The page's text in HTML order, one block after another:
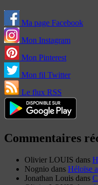
Ma page Facebook
Mon Instagram
Mon Pinterest
Mon fil Twitter
Le flux RSS
Commentaires
Olivier LOUIS dans
Nognio dans Héloïse
Jonathan Louis dans